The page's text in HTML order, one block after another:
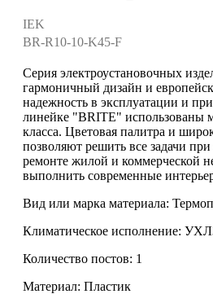
IEK
BR-R10-10-K45-F
Серия электроустановочных
гармоничный дизайн и
надежность в эксплуатации и
линейке "BRITE" использованы
класса. Цветовая палитра и
позволяют решить все задачи при
ремонте жилой и коммерческой
выполнить современные
Вид или марка материала:
Климатическое исполнение:
Количество постов: 1
Материал: Пластик